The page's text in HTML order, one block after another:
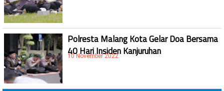
Polresta Malang Kota Gelar Doa Bersama
40 Hari Insiden Kanjuruhan
10 November 2022